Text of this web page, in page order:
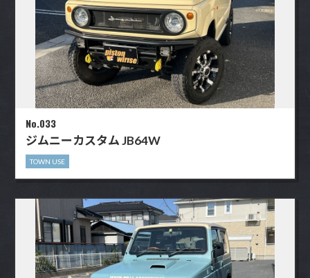
No.033
ジムニーカスタム JB64W
TOWN USE